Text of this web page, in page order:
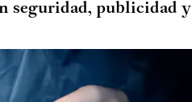
seguridad, publicidad y